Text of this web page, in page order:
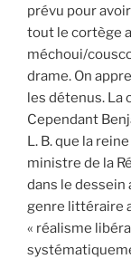
prévu pour
tout le cortège
méchoui/
drame. On
les détenus. La
Cependant
L. B. que la
ministre de la
dans le dessein
genre littéraire
« réalisme